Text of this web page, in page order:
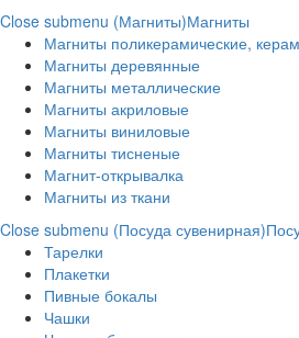
Close submenu (Магниты)Магниты
Магниты поликерамические,
Магниты деревянные
Магниты металлические
Магниты акриловые
Магниты виниловые
Магниты тисненые
Магнит-открывалка
Магниты из ткани
Close submenu (Посуда сувенирная)
Тарелки
Плакетки
Пивные бокалы
Чашки